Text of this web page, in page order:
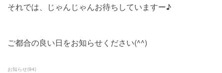
それでは、じゃんじゃんお待ちしていますー♪
ご都合の良い日をお知らせください(^^)
お知らせ(94)